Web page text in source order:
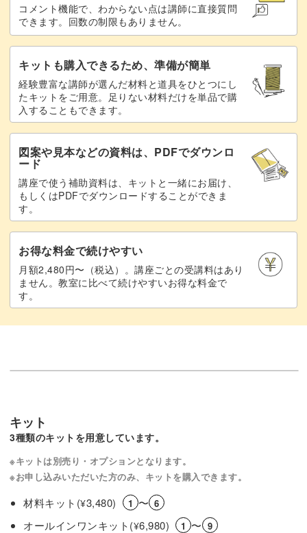
でしょう。
パンチニードルを刺していると、つい時間を忘れて夢中に
なってしまいます。
新たな技法を学ぶと、より楽しみも広がるでしょう。
この講座を通して、パンチニードルの世界にどっぷり浸っ
てみませんか？
コメント機能で、わからない点は講師に直接質問
できます。回数の制限もありません。
キットも購入できるため、準備が簡単
経験豊富な講師が選んだ材料と道具をひとつにし
たキットをご用意。足りない材料だけを単品で購
入することもできます。
図案や見本などの資料は、PDFでダウンロ
ード
講座で使う補助資料は、キットと一緒にお届け、
もしくはPDFでダウンロードすることができま
す。
お得な料金で続けやすい
月額2,480円〜（税込）。講座ごとの受講料はあり
ません。教室に比べて続けやすいお得な料金で
す。
キット
3種類のキットを用意しています。
※キットは別売り・オプションとなります。
※お申し込みいただいた方のみ、キットを購入できます。
材料キット(¥3,480) 1 〜 6
オールインワンキット(¥6,980) 1 〜 9